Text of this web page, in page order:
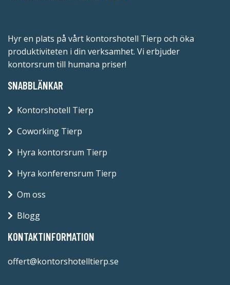
Hyr en plats på vårt kontorshotell Tierp och öka
produktiviteten i din verksamhet. Vi erbjuder
kontorsrum till humana priser!
SNABBLÄNKAR
Kontorshotell Tierp
Coworking Tierp
Hyra kontorsrum Tierp
Hyra konferensrum Tierp
Om oss
Blogg
KONTAKTINFORMATION
offert@kontorshotelltierp.se